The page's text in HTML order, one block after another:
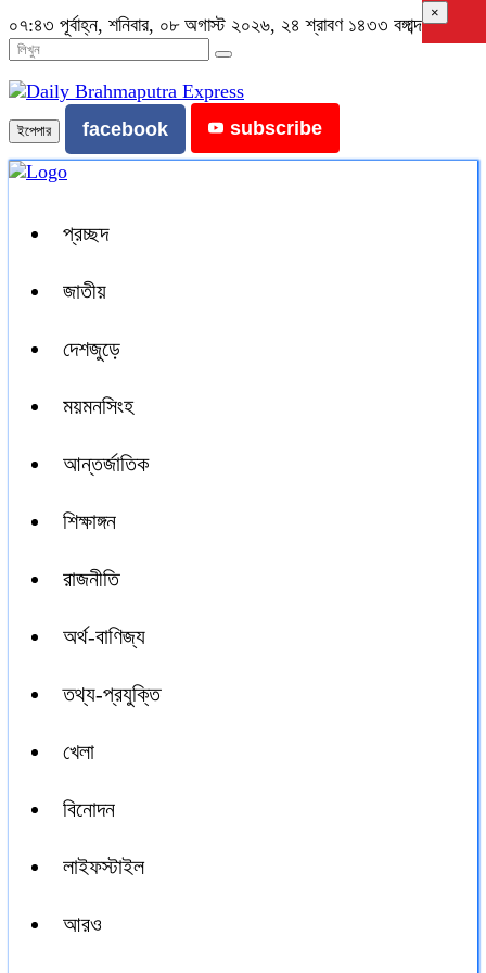
০৭:৪৩ পূর্বাহ্ন, শনিবার, ০৮ অগাস্ট ২০২৬, ২৪ শ্রাবণ ১৪৩৩ বঙ্গাব্দ
ইপেপার facebook subscribe
প্রচ্ছদ
জাতীয়
দেশজুড়ে
ময়মনসিংহ
আন্তর্জাতিক
শিক্ষাঙ্গন
রাজনীতি
অর্থ-বাণিজ্য
তথ্য-প্রযুক্তি
খেলা
বিনোদন
লাইফস্টাইল
আরও
×